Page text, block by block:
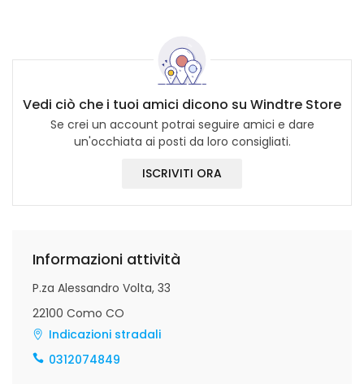
Vedi ciò che i tuoi amici dicono su Windtre Store
Se crei un account potrai seguire amici e dare
un'occhiata ai posti da loro consigliati.
ISCRIVITI ORA
Informazioni attività
P.za Alessandro Volta, 33
22100 Como CO
Indicazioni stradali
0312074849